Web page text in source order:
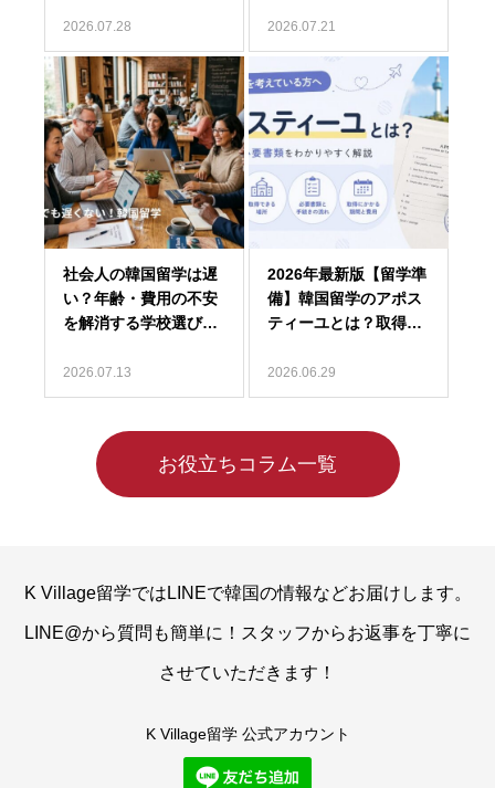
2026.07.28 2026.07.21
2026.07.13 2026.06.29
お役立ちコラム一覧
K Village留学ではLINEで韓国の情報などお届けします。
LINE@から質問も簡単に！スタッフからお返事を丁寧に
させていただきます！
K Village留学 公式アカウント